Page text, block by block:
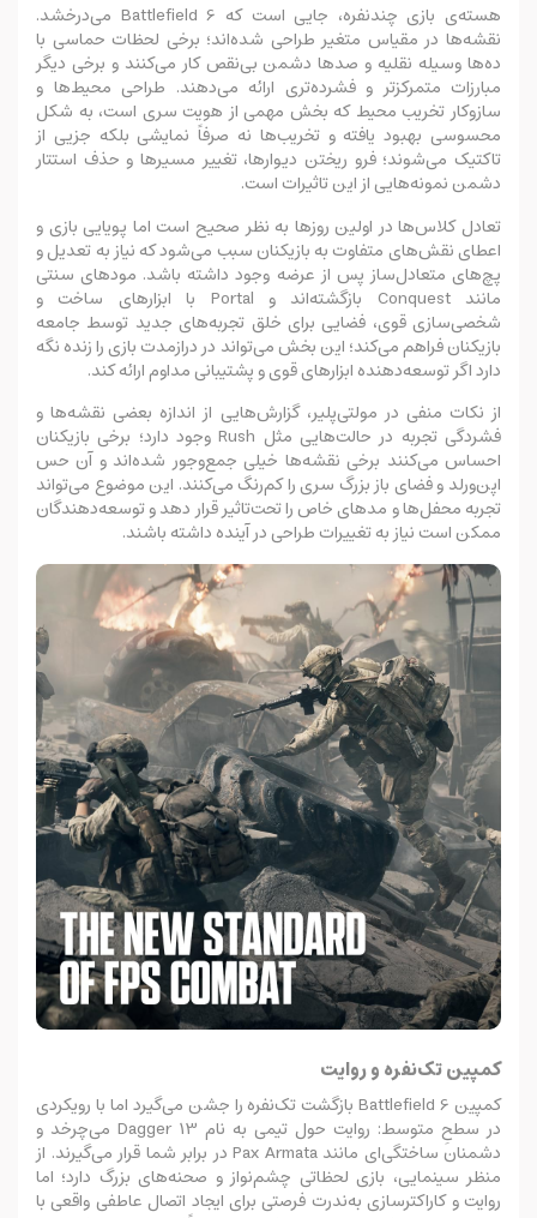
هسته‌ی بازی چندنفره، جایی است که Battlefield 6 می‌درخشد.
نقشه‌ها در مقیاس متغیر طراحی شده‌اند؛ برخی لحظات حماسی با
ده‌ها وسیله نقلیه و صدها دشمن بی‌نقص کار می‌کنند و برخی دیگر
مبارزات متمرکزتر و فشرده‌تری ارائه می‌دهند. طراحی محیط‌ها و
سازوکار تخریب محیط که بخش مهمی از هویت سری است، به شکل
محسوسی بهبود یافته و تخریب‌ها نه صرفاً نمایشی بلکه جزیی از
تاکتیک می‌شوند؛ فرو ریختن دیوارها، تغییر مسیرها و حذف استتار
دشمن نمونه‌هایی از این تاثیرات است.
تعادل کلاس‌ها در اولین روزها به نظر صحیح است اما پویایی بازی و
اعطای نقش‌های متفاوت به بازیکنان سبب می‌شود که نیاز به تعدیل و
پچ‌های متعادل‌ساز پس از عرضه وجود داشته باشد. مودهای سنتی
مانند Conquest بازگشته‌اند و Portal با ابزارهای ساخت و
شخصی‌سازی قوی، فضایی برای خلق تجربه‌های جدید توسط جامعه
بازیکنان فراهم می‌کند؛ این بخش می‌تواند در درازمدت بازی را زنده نگه
دارد اگر توسعه‌دهنده ابزارهای قوی و پشتیبانی مداوم ارائه کند.
از نکات منفی در مولتی‌پلیر، گزارش‌هایی از اندازه بعضی نقشه‌ها و
فشردگی تجربه در حالت‌هایی مثل Rush وجود دارد؛ برخی بازیکنان
احساس می‌کنند برخی نقشه‌ها خیلی جمع‌وجور شده‌اند و آن حس
اپن‌ورلد و فضای باز بزرگ سری را کم‌رنگ می‌کنند. این موضوع می‌تواند
تجربه‌ محفل‌ها و مدهای خاص را تحت‌تاثیر قرار دهد و توسعه‌دهندگان
ممکن است نیاز به تغییرات طراحی در آینده داشته باشند.
کمپین تک‌نفره و روایت
کمپین Battlefield 6 بازگشت تک‌نفره را جشن می‌گیرد اما با رویکردی
در سطحِ متوسط: روایت حول تیمی به نام Dagger 13 می‌چرخد و
دشمنان ساختگی‌ای مانند Pax Armata در برابر شما قرار می‌گیرند. از
منظر سینمایی، بازی لحظاتی چشم‌نواز و صحنه‌های بزرگ دارد؛ اما
روایت و کاراکترسازی به‌ندرت فرصتی برای ایجاد اتصال عاطفی واقعی با